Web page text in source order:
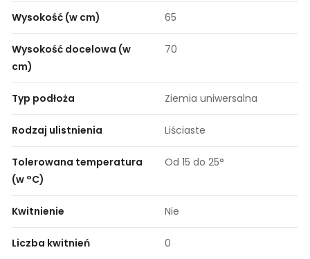
Wysokość (w cm) 65
Wysokość docelowa (w
cm)
70
Typ podłoża Ziemia uniwersalna
Rodzaj ulistnienia Liściaste
Tolerowana temperatura
(w °C)
Od 15 do 25°
Kwitnienie Nie
Liczba kwitnień 0